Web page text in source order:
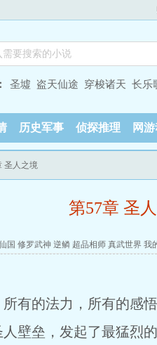
圣墟 盗天仙途 穿梭诸天 长乐
历史军事 侦探推理 网
圣人之境
第57章 圣
国 修罗武神 逆鳞 超品相师 真武世界 我
有的法力，所有的感
壁垒，发起了最猛烈的